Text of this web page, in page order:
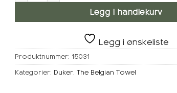
Legg i handlekurv
Legg i ønskeliste
Produktnummer: 15031
Kategorier: Duker, The Belgian Towel